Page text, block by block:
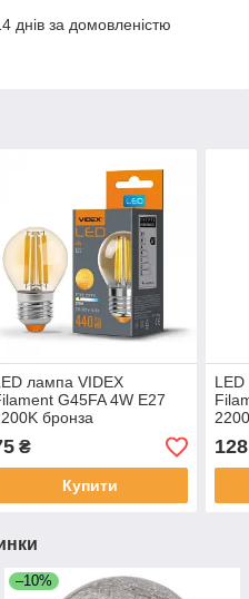
днів за домовленістю
лампа VIDEX
G45FA 4W E27
бронза
₴
Купити
128
–10%